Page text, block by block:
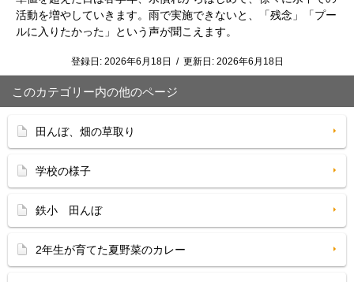
活動を増やしていきます。雨で実施できないと、「残念」「プー
ルに入りたかった」という声が聞こえます。
登録日: 2026年6月18日 / 更新日: 2026年6月18日
このカテゴリー内の他のページ
田んぼ、畑の草取り
学校の様子
鉄小 田んぼ
2年生が育てた夏野菜のカレー